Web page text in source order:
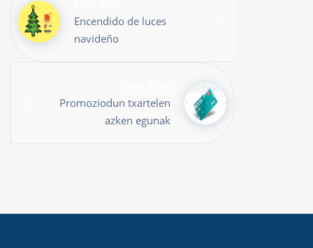
Encendido de luces
navideño
Promoziodun txartelen
azken egunak